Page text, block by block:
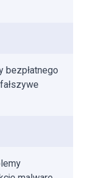
bezpłatnego